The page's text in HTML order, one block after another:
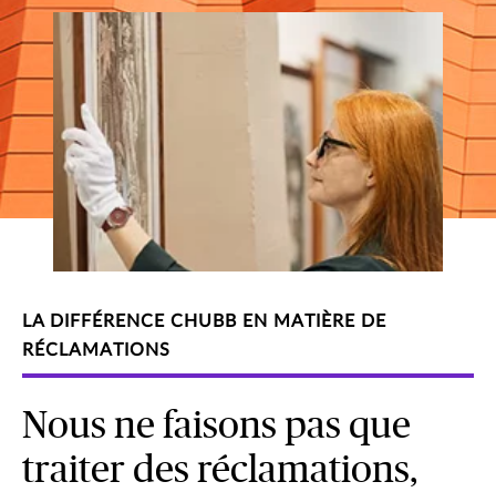
LA DIFFÉRENCE CHUBB EN MATIÈRE DE
RÉCLAMATIONS
Nous ne faisons pas que
traiter des réclamations,